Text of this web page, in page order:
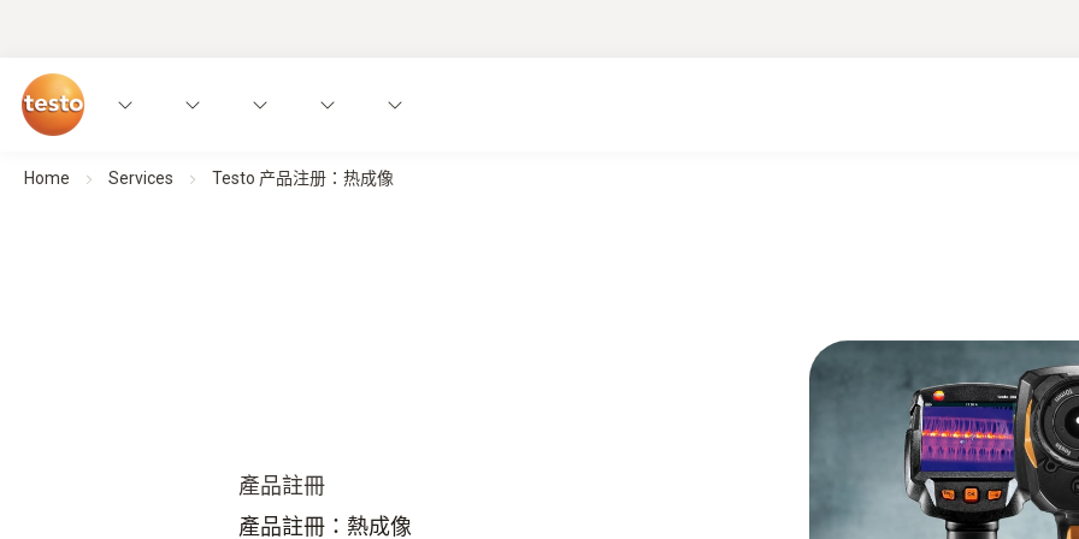
Home Services Testo 产品注册：热成像
產品註冊
產品註冊：熱成像